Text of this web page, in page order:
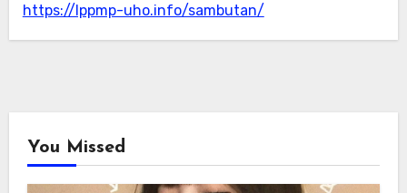
https://lppmp-uho.info/sambutan/
You Missed